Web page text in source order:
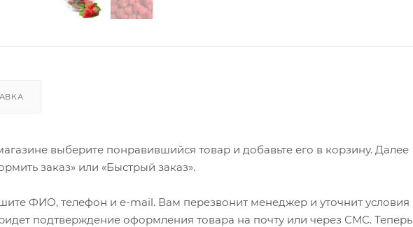
выберите понравившийся товар и добавьте его в корзину. Далее
заказ» или «Быстрый заказ».
ФИО, телефон и e-mail. Вам перезвонит менеджер и уточнит условия
подтверждение оформления товара на почту или через СМС. Теперь